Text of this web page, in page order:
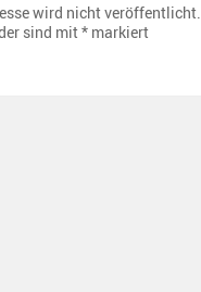
wird nicht veröffentlicht.
sind mit*markiert